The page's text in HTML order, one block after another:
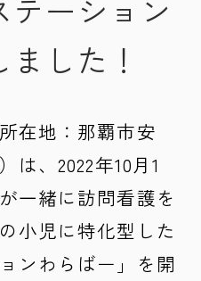
テーション
した！
在地：那覇市安
は、2022年10月1
一緒に訪問看護を
小児に特化型した
ンわらばー」を開